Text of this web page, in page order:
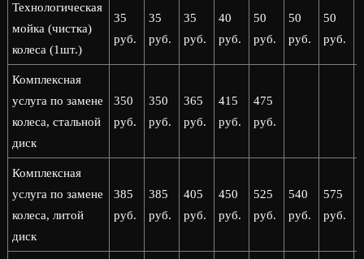
Технологическая
мойка (чистка)
колеса (1шт.)
35
руб.
35
руб.
35
руб.
40
руб.
50
руб.
50
руб.
50
руб.
Комплексная
услуга по замене
колеса, стальной
диск
350
руб.
350
руб.
365
руб.
415
руб.
475
руб.
Комплексная
услуга по замене
колеса, литой
диск
385
руб.
385
руб.
405
руб.
450
руб.
525
руб.
540
руб.
575
руб.